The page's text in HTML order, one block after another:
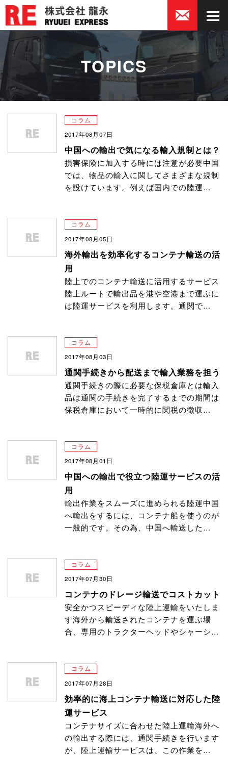
TOPICS
コラム
2017年08月07日
中国への輸出で気になる輸入規制とは？
損害保険に加入する時には注意が必要中国
では、物品の輸入に関してさまざまな規制
を設けています。例えば国内での陸運…
コラム
2017年08月05日
海外輸出を効率化するコンテナ輸送の活
用
陸上でのコンテナ輸送に活用するサービス
陸上ルートで輸出品を港や空港まで運ぶに
は陸運サービスを利用します。通関で…
コラム
2017年08月03日
通関手続きから配送まで輸入業務を担う
通関手続きの際に必要な保税倉庫とは輸入
品は通関の手続きを完了するまでの期間は
保税倉庫において一時的に関税の徴収…
コラム
2017年08月01日
中国への輸出で役立つ陸運サービスの活
用
輸出作業をスムーズに進められる陸運中国
へ輸出をするには、コンテナ船を使うのが
一般的です。その為、中国へ輸送した…
コラム
2017年07月30日
コンテナのドレージ輸送でコストカット
安全かつスピーディな陸上運輸をいたしま
す海外から輸送されたコンテナを運ぶ場
合、専用のトラクターヘッドやシャーシ…
コラム
2017年07月28日
効率的に海上コンテナ輸送に対応した陸
運サービス
コンテナサイズに合わせた陸上運輸海外へ
の輸出する際には、通関手続きを行います
が、陸上運輸サービスは、この作業を…